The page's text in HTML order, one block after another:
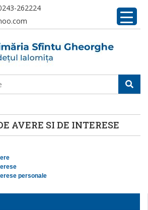
262224
AVERE SI DE INTERESE
personale